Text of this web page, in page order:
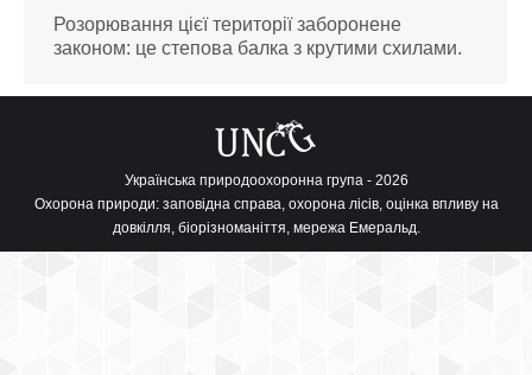
Розорювання цієї території заборонене
законом: це степова балка з крутими схилами.
Українська природоохоронна група - 2026
Охорона природи: заповідна справа, охорона лісів, оцінка впливу на
довкілля, біорізноманіття, мережа Емеральд.